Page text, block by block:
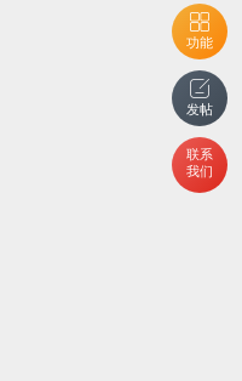
功能
发帖
联系
我们